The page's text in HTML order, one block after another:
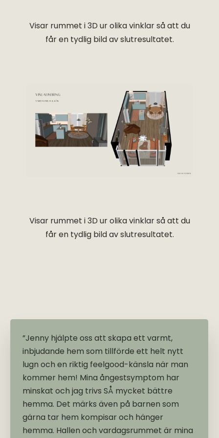
Visar rummet i 3D ur olika vinklar så att du
får en tydlig bild av slutresultatet.
Visar rummet i 3D ur olika vinklar så att du
får en tydlig bild av slutresultatet.
”Jenny hjälpte oss att skapa ett varmt,
inbjudande hem som tillförde ett helt nytt
lugn och en riktig feelgood-känsla när man
kommer hem! Mina ångestsymptom har
minskat och jag trivs SÅ mycket bättre
hemma. Det märks även på barnen som
gärna tar hem kompisar och hänger
hemma. Hallen och vardagsrummet är mina